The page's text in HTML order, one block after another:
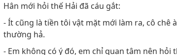
Hân mới hỏi thế Hải đã cáu gắt:
- Ít cũng là tiền tôi vật mặt mới làm ra, cô chê
thường hả.
- Em không có ý đó, em chỉ quan tâm nên hỏi